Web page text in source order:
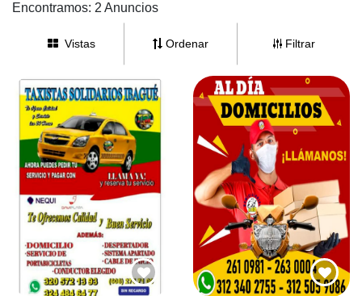
Encontramos: 2 Anuncios
Vistas Ordenar Filtrar